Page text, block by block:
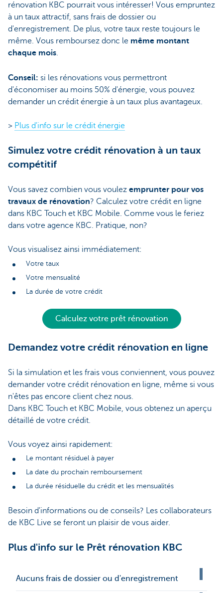
rénovation KBC pourrait vous intéresser! Vous empruntez
à un taux attractif, sans frais de dossier ou
d'enregistrement. De plus, votre taux reste toujours le
même. Vous remboursez donc le même montant
chaque mois.
Conseil: si les rénovations vous permettront
d'économiser au moins 50% d'énergie, vous pouvez
demander un crédit énergie à un taux plus avantageux.
> Plus d'info sur le crédit énergie
Simulez votre crédit rénovation à un taux
compétitif
Vous savez combien vous voulez emprunter pour vos
travaux de rénovation? Calculez votre crédit en ligne
dans KBC Touch et KBC Mobile. Comme vous le feriez
dans votre agence KBC. Pratique, non?
Vous visualisez ainsi immédiatement:
Votre taux
Votre mensualité
La durée de votre crédit
Calculez votre prêt rénovation
Demandez votre crédit rénovation en ligne
Si la simulation et les frais vous conviennent, vous pouvez
demander votre crédit rénovation en ligne, même si vous
n'êtes pas encore client chez nous.
Dans KBC Touch et KBC Mobile, vous obtenez un aperçu
détaillé de votre crédit.
Vous voyez ainsi rapidement:
Le montant résiduel à payer
La date du prochain remboursement
La durée résiduelle du crédit et les mensualités
Besoin d'informations ou de conseils? Les collaborateurs
de KBC Live se feront un plaisir de vous aider.
Plus d'info sur le Prêt rénovation KBC
Aucuns frais de dossier ou d'enregistrement